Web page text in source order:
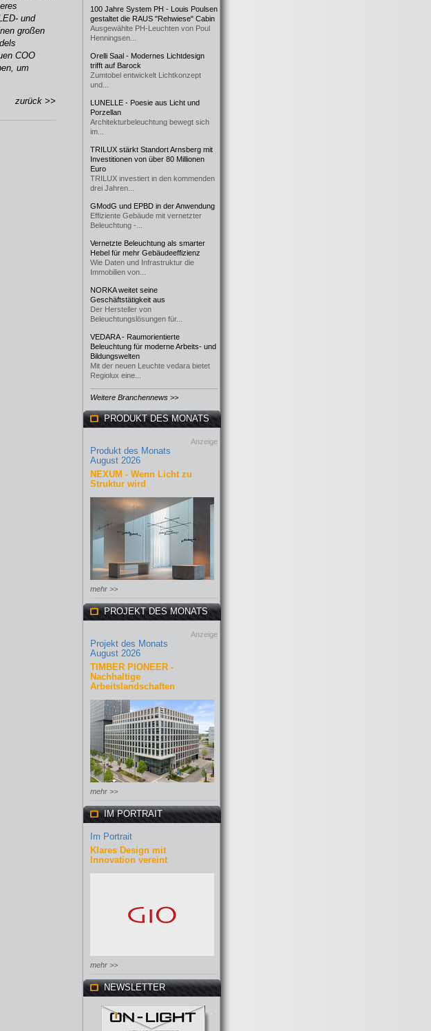
und
großen
COO
um
zurück >>
100 Jahre System PH - Louis Poulsen
gestaltet die RAUS "Rehwiese" Cabin
Ausgewählte PH-Leuchten von Poul
Henningsen...
Orelli Saal - Modernes Lichtdesign
trifft auf Barock
Zumtobel entwickelt Lichtkonzept
und...
LUNELLE - Poesie aus Licht und
Porzellan
Architekturbeleuchtung bewegt sich
im...
TRILUX stärkt Standort Arnsberg mit
Investitionen von über 80 Millionen
Euro
TRILUX investiert in den kommenden
drei Jahren...
GModG und EPBD in der Anwendung
Effiziente Gebäude mit vernetzter
Beleuchtung -...
Vernetzte Beleuchtung als smarter
Hebel für mehr Gebäudeeffizienz
Wie Daten und Infrastruktur die
Immobilien von...
NORKA weitet seine
Geschäftstätigkeit aus
Der Hersteller von
Beleuchtungslösungen für...
VEDARA - Raumorientierte
Beleuchtung für moderne Arbeits- und
Bildungswelten
Mit der neuen Leuchte vedara bietet
Regiolux eine...
Weitere Branchennews >>
PRODUKT DES MONATS
Anzeige
Produkt des Monats
August 2026
NEXUM - Wenn Licht zu
Struktur wird
mehr >>
PROJEKT DES MONATS
Anzeige
Projekt des Monats
August 2026
TIMBER PIONEER -
Nachhaltige
Arbeitslandschaften
mehr >>
IM PORTRAIT
Im Portrait
Klares Design mit
Innovation vereint
mehr >>
NEWSLETTER